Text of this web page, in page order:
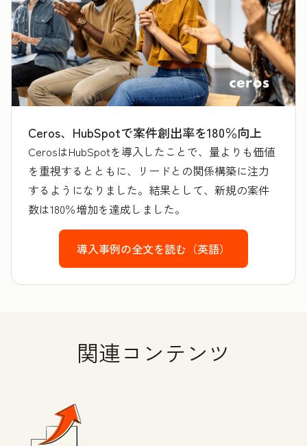
Ceros、HubSpotで案件創出率を180％向上
CerosはHubSpotを導入したことで、量よりも価値
を重視するとともに、リードとの関係構築に注力
するようになりました。結果として、新規の案件
数は180％増加を達成しました。
導入事例の全文を読む（英語）
関連コンテンツ